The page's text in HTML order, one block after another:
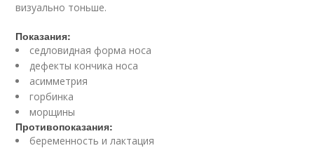
визуально тоньше.
Показания:
седловидная форма носа
дефекты кончика носа
асимметрия
горбинка
морщины
Противопоказания:
беременность и лактация